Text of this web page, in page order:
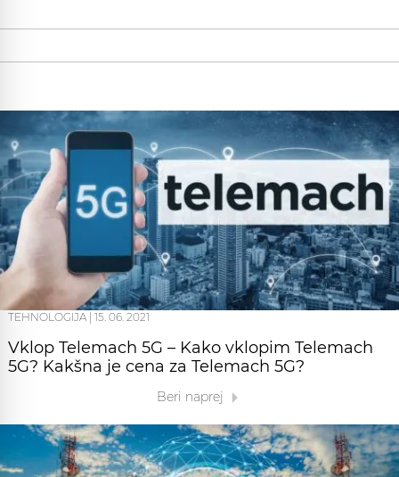
TEHNOLOGIJA | 15. 06. 2021
Vklop Telemach 5G – Kako vklopim Telemach
5G? Kakšna je cena za Telemach 5G?
Beri naprej